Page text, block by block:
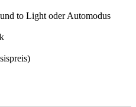
to Light oder Automodus